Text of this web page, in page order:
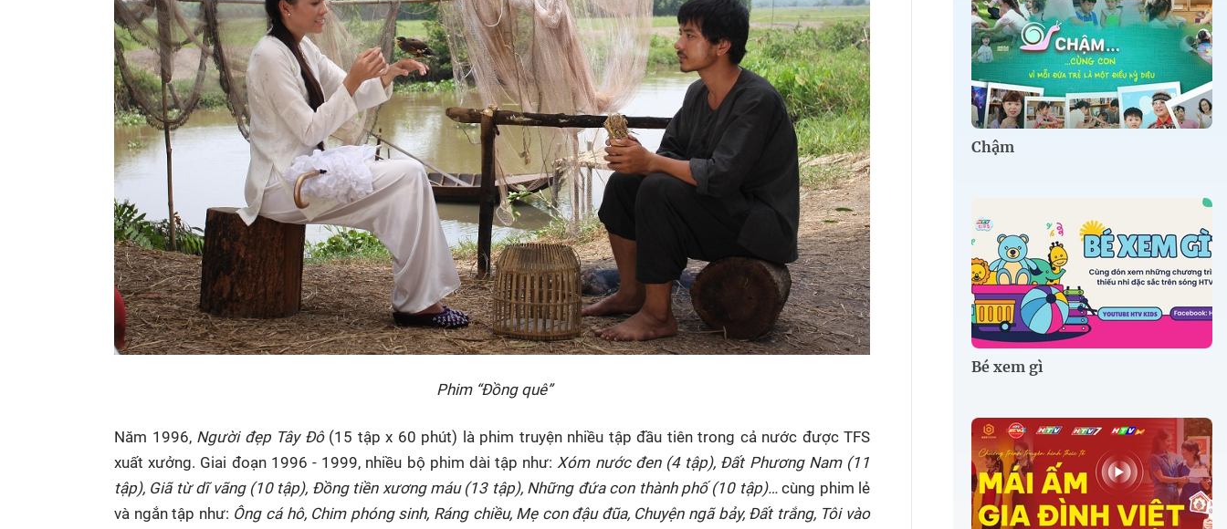
Phim “Đồng quê”
Năm 1996, Người đẹp Tây Đô(15 tập x 60 phút) là phim truyện nhiều tập đầu tiên trong cả nước được TFS
xuất xưởng. Giai đoạn 1996 - 1999, nhiều bộ phim dài tập như:Xóm nước đen (4 tập), Đất Phương Nam (11
tập), Giã từ dĩ vãng (10 tập), Đồng tiền xương máu (13 tập), Những đứa con thành phố (10 tập)…cùng phim lẻ
và ngắn tập như: Ông cá hô, Chim phóng sinh, Ráng chiều, Mẹ con đậu đũa, Chuyện ngã bảy, Đất trắng, Tôi vào
Chậm
Bé xem gì